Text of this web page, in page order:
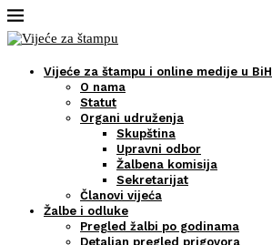
Vijeće za štampu i online medije u BiH
O nama
Statut
Organi udruženja
Skupština
Upravni odbor
Žalbena komisija
Sekretarijat
Članovi vijeća
Žalbe i odluke
Pregled žalbi po godinama
Detaljan pregled prigovora